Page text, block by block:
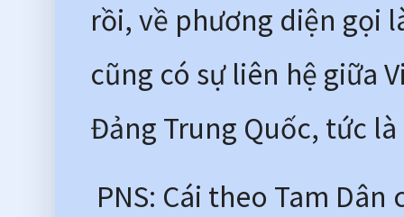
rồi, về phương diện gọi
cũng có sự liên hệ giữa
Đảng Trung Quốc, tức
PNS: Cái theo Tam